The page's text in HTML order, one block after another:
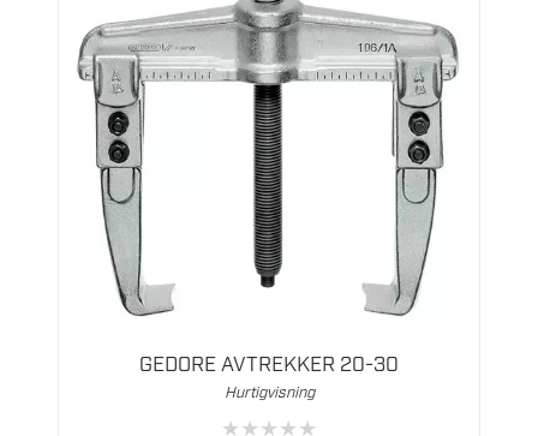
GEDORE AVTREKKER 20-30
Hurtigvisning
★★★★★